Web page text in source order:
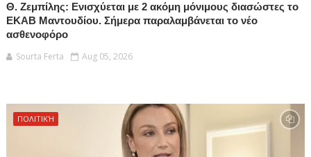
Θ. Ζεμπίλης: Ενισχύεται με 2 ακόμη μόνιμους διασώστες το
ΕΚΑΒ Μαντουδίου. Σήμερα παραλαμβάνεται το νέο
ασθενοφόρο
Sourta Ferta
Aug 05, 2026
ΠΟΛΙΤΙΚΉ